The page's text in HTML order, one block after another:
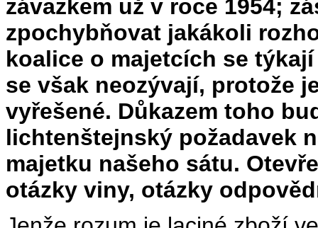
závazkem už v roce 1954;
zpochybňovat jakákoli
koalice o majetcích se
se však neozývají, protože
vyřešené. Důkazem toho
lichtenštejnský požadavek
majetku našeho sátu.
otázky viny, otázky